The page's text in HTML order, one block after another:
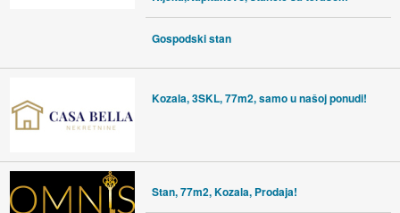
Gospodski stan
Kozala, 3SKL, 77m2, samo u našoj ponudi!
Stan, 77m2, Kozala, Prodaja!